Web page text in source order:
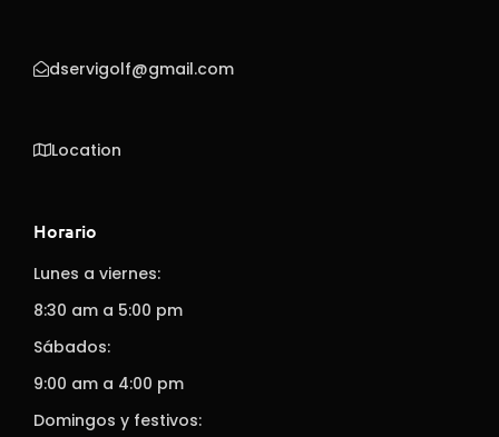
dservigolf@gmail.com
Location
Horario
Lunes a viernes:
8:30 am a 5:00 pm
Sábados:
9:00 am a 4:00 pm
Domingos y festivos: